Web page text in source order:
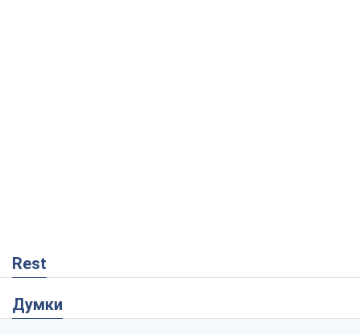
Rest
Думки